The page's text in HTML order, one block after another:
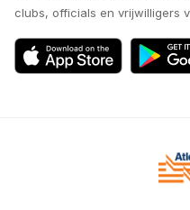
clubs, officials en vrijwilligers